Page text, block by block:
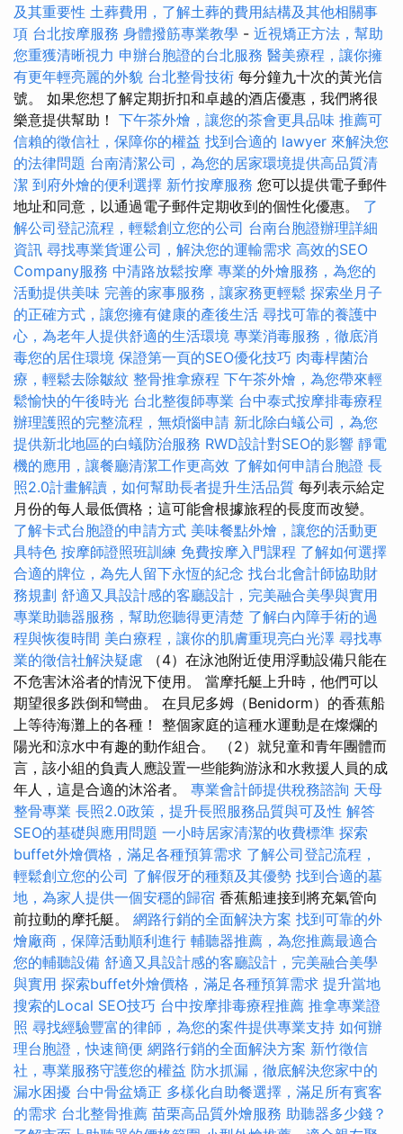
及其重要性 土葬費用，了解土葬的費用結構及其他相關事
項 台北按摩服務 身體撥筋專業教學 - 近視矯正方法，幫助
您重獲清晰視力 申辦台胞證的台北服務 醫美療程，讓你擁
有更年輕亮麗的外貌 台北整骨技術 每分鐘九十次的黃光信
號。 如果您想了解定期折扣和卓越的酒店優惠，我們將很
樂意提供幫助！ 下午茶外燴，讓您的茶會更具品味 推薦可
信賴的徵信社，保障你的權益 找到合適的 lawyer 來解決您
的法律問題 台南清潔公司，為您的居家環境提供高品質清
潔 到府外燴的便利選擇 新竹按摩服務 您可以提供電子郵件
地址和同意，以通過電子郵件定期收到的個性化優惠。 了
解公司登記流程，輕鬆創立您的公司 台南台胞證辦理詳細
資訊 尋找專業貨運公司，解決您的運輸需求 高效的SEO
Company服務 中清路放鬆按摩 專業的外燴服務，為您的
活動提供美味 完善的家事服務，讓家務更輕鬆 探索坐月子
的正確方式，讓您擁有健康的產後生活 尋找可靠的養護中
心，為老年人提供舒適的生活環境 專業消毒服務，徹底消
毒您的居住環境 保證第一頁的SEO優化技巧 肉毒桿菌治
療，輕鬆去除皺紋 整骨推拿療程 下午茶外燴，為您帶來輕
鬆愉快的午後時光 台北整復師專業 台中泰式按摩排毒療程
辦理護照的完整流程，無煩惱申請 新北除白蟻公司，為您
提供新北地區的白蟻防治服務 RWD設計對SEO的影響 靜電
機的應用，讓餐廳清潔工作更高效 了解如何申請台胞證 長
照2.0計畫解讀，如何幫助長者提升生活品質 每列表示給定
月份的每人最低價格；這可能會根據旅程的長度而改變。
了解卡式台胞證的申請方式 美味餐點外燴，讓您的活動更
具特色 按摩師證照班訓練 免費按摩入門課程 了解如何選擇
合適的牌位，為先人留下永恆的紀念 找台北會計師協助財
務規劃 舒適又具設計感的客廳設計，完美融合美學與實用
專業助聽器服務，幫助您聽得更清楚 了解白內障手術的過
程與恢復時間 美白療程，讓你的肌膚重現亮白光澤 尋找專
業的徵信社解決疑慮 （4）在泳池附近使用浮動設備只能在
不危害沐浴者的情況下使用。 當摩托艇上升時，他們可以
期望很多跌倒和彎曲。 在貝尼多姆（Benidorm）的香蕉船
上等待海灘上的各種！ 整個家庭的這種水運動是在燦爛的
陽光和涼水中有趣的動作組合。 （2）就兒童和青年團體而
言，該小組的負責人應設置一些能夠游泳和水救援人員的成
年人，這是合適的沐浴者。 專業會計師提供稅務諮詢 天母
整骨專業 長照2.0政策，提升長照服務品質與可及性 解答
SEO的基礎與應用問題 一小時居家清潔的收費標準 探索
buffet外燴價格，滿足各種預算需求 了解公司登記流程，
輕鬆創立您的公司 了解假牙的種類及其優勢 找到合適的墓
地，為家人提供一個安穩的歸宿 香蕉船連接到將充氣管向
前拉動的摩托艇。 網路行銷的全面解決方案 找到可靠的外
燴廠商，保障活動順利進行 輔聽器推薦，為您推薦最適合
您的輔聽設備 舒適又具設計感的客廳設計，完美融合美學
與實用 探索buffet外燴價格，滿足各種預算需求 提升當地
搜索的Local SEO技巧 台中按摩排毒療程推薦 推拿專業證
照 尋找經驗豐富的律師，為您的案件提供專業支持 如何辦
理台胞證，快速簡便 網路行銷的全面解決方案 新竹徵信
社，專業服務守護您的權益 防水抓漏，徹底解決您家中的
漏水困擾 台中骨盆矯正 多樣化自助餐選擇，滿足所有賓客
的需求 台北整骨推薦 苗栗高品質外燴服務 助聽器多少錢？